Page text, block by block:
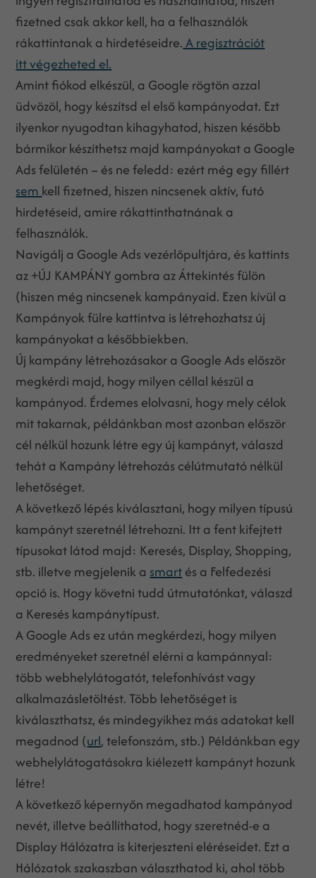
fizetned csak akkor kell, ha a felhasználók
rákattintanak a hirdetéseidre.A regisztrációt
itt végezheted el.
Amint fiókod elkészül, a Google rögtön azzal
üdvözöl, hogy készítsd el első kampányodat. Ezt
ilyenkor nyugodtan kihagyhatod, hiszen később
bármikor készíthetsz majd kampányokat a Google
Ads felületén – és ne feledd: ezért még egy fillért
sem kell fizetned, hiszen nincsenek aktív, futó
hirdetéseid, amire rákattinthatnának a
felhasználók.
Navigálj a Google Ads vezérlőpultjára, és kattints
az +ÚJ KAMPÁNY gombra az Áttekintés fülön
(hiszen még nincsenek kampányaid. Ezen kívül a
Kampányok fülre kattintva is létrehozhatsz új
kampányokat a későbbiekben.
Új kampány létrehozásakor a Google Ads először
megkérdi majd, hogy milyen céllal készül a
kampányod. Érdemes elolvasni, hogy mely célok
mit takarnak, példánkban most azonban először
cél nélkül hozunk létre egy új kampányt, válaszd
tehát a Kampány létrehozás célútmutató nélkül
lehetőséget.
A következő lépés kiválasztani, hogy milyen típusú
kampányt szeretnél létrehozni. Itt a fent kifejtett
típusokat látod majd: Keresés, Display, Shopping,
stb. illetve megjelenik a smartés a Felfedezési
opció is. Hogy követni tudd útmutatónkat, válaszd
a Keresés kampánytípust.
A Google Ads ez után megkérdezi, hogy milyen
eredményeket szeretnél elérni a kampánnyal:
több webhelylátogatót, telefonhívást vagy
alkalmazásletöltést. Több lehetőséget is
kiválaszthatsz, és mindegyikhez más adatokat kell
megadnod (url, telefonszám, stb.) Példánkban egy
webhelylátogatásokra kiélezett kampányt hozunk
létre!
A következő képernyőn megadhatod kampányod
nevét, illetve beállíthatod, hogy szeretnéd-e a
Display Hálózatra is kiterjeszteni eléréseidet. Ezt a
Hálózatok szakaszban választhatod ki, ahol több